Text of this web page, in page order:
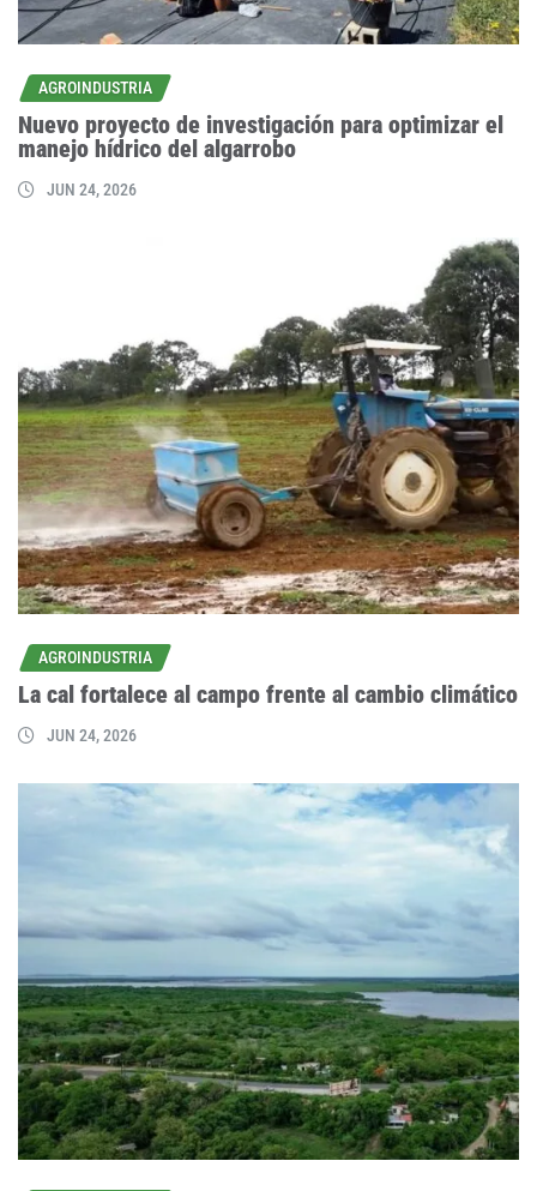
AGROINDUSTRIA
Nuevo proyecto de investigación para optimizar el
manejo hídrico del algarrobo
JUN 24, 2026
AGROINDUSTRIA
La cal fortalece al campo frente al cambio climático
JUN 24, 2026